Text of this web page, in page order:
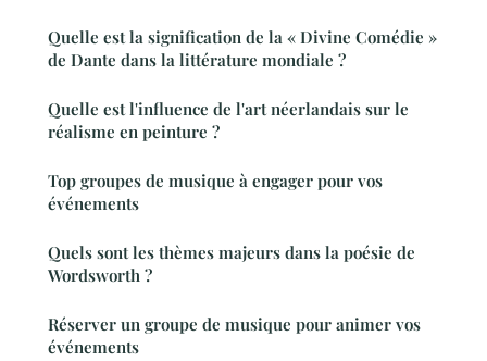
Quelle est la signification de la « Divine Comédie »
de Dante dans la littérature mondiale ?
Quelle est l'influence de l'art néerlandais sur le
réalisme en peinture ?
Top groupes de musique à engager pour vos
événements
Quels sont les thèmes majeurs dans la poésie de
Wordsworth ?
Réserver un groupe de musique pour animer vos
événements